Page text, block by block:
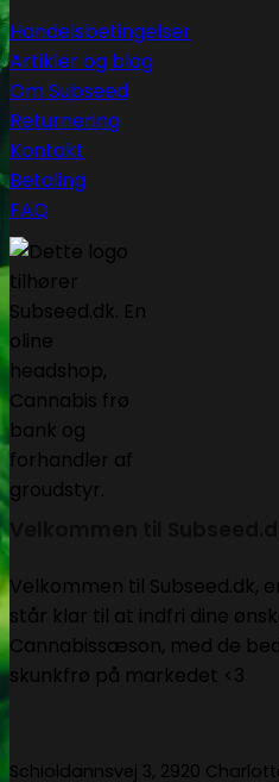
Handelsbetingelser
Artikler og blog
Om Subseed
Returnering
Kontakt
Betaling
FAQ
Velkommen til Subseed.dk,
står klar til at indfri dine
Cannabissæson, med de
skunkfrø på markedet <3
Schioldannsvej 3, 2920